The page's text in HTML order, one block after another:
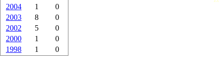
2004
1
0
2003
8
0
2002
5
0
2000
1
0
1998
1 0